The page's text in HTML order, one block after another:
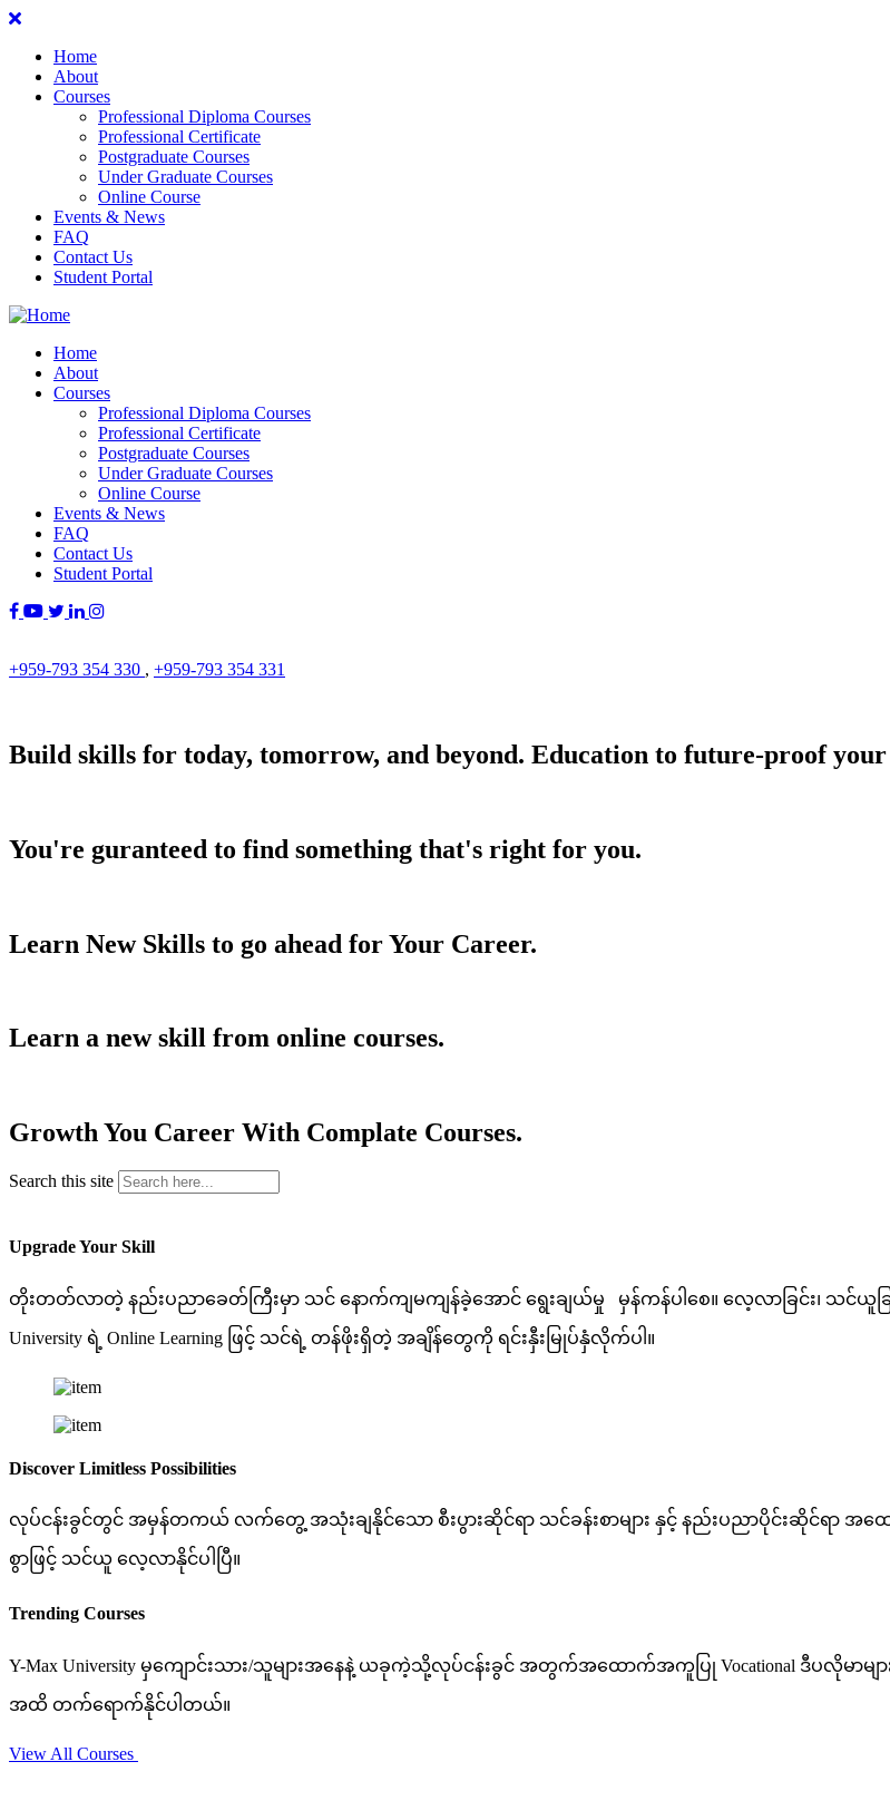
Home
About
Courses
Professional Diploma Courses
Professional Certificate
Postgraduate Courses
Under Graduate Courses
Online Course
Events & News
FAQ
Contact Us
Student Portal
Home
About
Courses
Professional Diploma Courses
Professional Certificate
Postgraduate Courses
Under Graduate Courses
Online Course
Events & News
FAQ
Contact Us
Student Portal
+959-793 354 330 , +959-793 354 331
Build skills for today, tomorrow, and beyond. Education to future-proof your
You're guranteed to find something that's right for you.
Learn New Skills to go ahead for Your Career.
Learn a new skill from online courses.
Growth You Career With Complate Courses.
Search this site
Upgrade Your Skill
တိုးတတ်လာတဲ့ နည်းပညာခေတ်ကြီးမှာ သင် နောက်ကျမကျန်ခဲ့အောင် ရွေးချယ်မှု မှန်ကန်ပါစေ။ လေ့လာခြင်း၊ သင်ယူခြ
University ရဲ့ Online Learning ဖြင့် သင်ရဲ့ တန်ဖိုးရှိတဲ့ အချိန်တွေကို ရင်းနှီးမြုပ်နှံလိုက်ပါ။
Discover Limitless Possibilities
လုပ်ငန်းခွင်တွင် အမှန်တကယ် လက်တွေ့ အသုံးချနိုင်သော စီးပွားဆိုင်ရာ သင်ခန်းစာများ နှင့် နည်းပညာပိုင်းဆိုင်ရာ
စွာဖြင့် သင်ယူ လေ့လာနိုင်ပါပြီ။
Trending Courses
Y-Max University မှကျောင်းသား/သူများအနေနဲ့ ယခုကဲ့သို့လုပ်ငန်းခွင် အတွက်အထောက်အကူပြု Vocational ဒီပလိုမာမျာ
အထိ တက်ရောက်နိုင်ပါတယ်။
View All Courses